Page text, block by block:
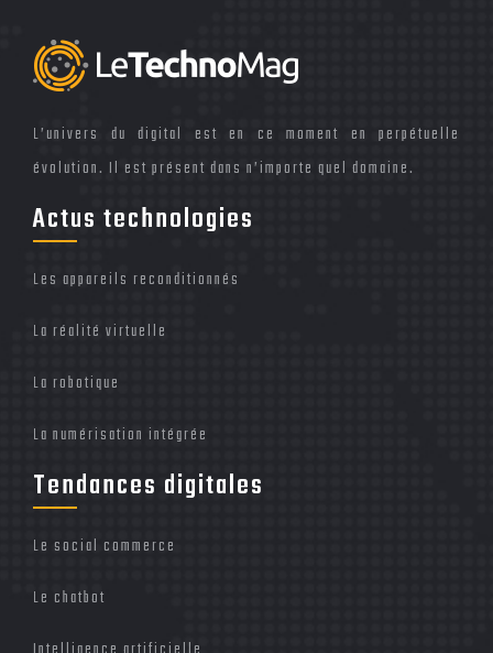
L’univers du digital est en ce moment en perpétuelle
évolution. Il est présent dans n’importe quel domaine.
Actus technologies
Les appareils reconditionnés
La réalité virtuelle
La robotique
La numérisation intégrée
Tendances digitales
Le social commerce
Le chatbot